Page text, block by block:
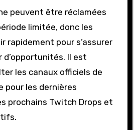
peuvent être réclamées
limitée, donc les
rapidement pour s’assurer
d’opportunités. Il est
les canaux officiels de
pour les dernières
prochains Twitch Drops et